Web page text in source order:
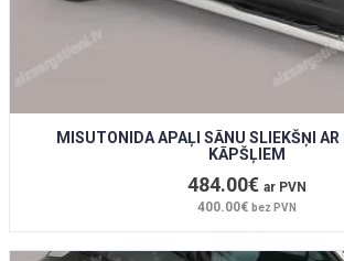
MISUTONIDA APAĻI SĀNU SLIEKŠŅI
KĀPŠĻIEM
484.00€ ar PVN
400.00€ bez PVN